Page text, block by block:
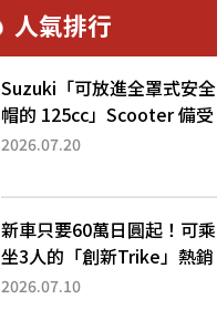
人氣排行
Suzuki「可放進全罩式安全
帽的 125cc」Scooter 備受
矚目！採用全新流線設計與
已陸續開始出口的新款
「B...
2026.07.20
新車只要60萬日圓起！可乘
坐3人的「創新Trike」熱銷
大賣成為人氣車款！「養車
2026.07.10